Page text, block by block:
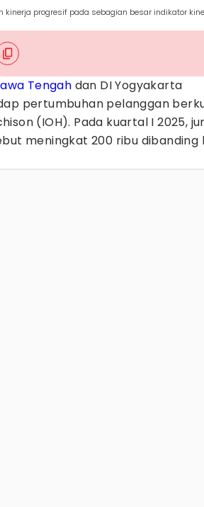
kinerja progresif pada sebagian besar indikator
Tengah dan DI Yogyakarta
pertumbuhan pelanggan
(IOH). Pada kuartal I 2025,
meningkat 200 ribu dibanding